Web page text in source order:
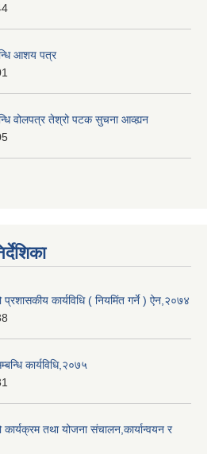
आशय पत्र
वोलपत्र तेश्रो पटक सुचना आव्ह्यन
प्रशासकीय कार्यविधि ( नियमिंत गर्ने ) ऐन,२०७४
कार्यविधि,२०७५
कार्यक्रम तथा योजना संचालन,कार्यान्वयन र